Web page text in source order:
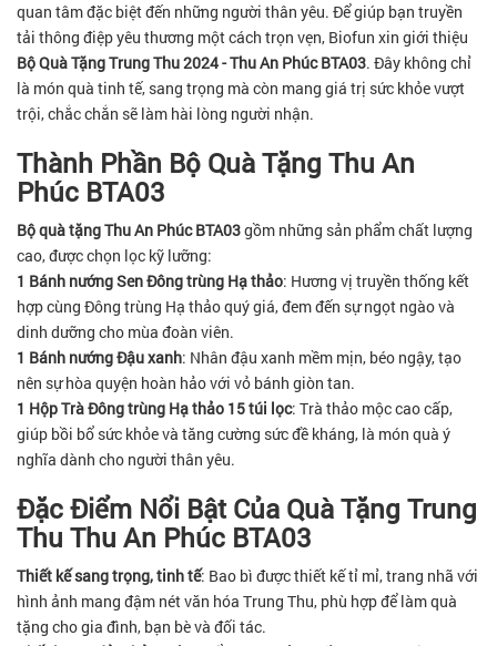
quan tâm đặc biệt đến những người thân yêu. Để giúp bạn truyền
tải thông điệp yêu thương một cách trọn vẹn, Biofun xin giới thiệu
Bộ Quà Tặng Trung Thu 2024 - Thu An Phúc BTA03. Đây không chỉ
là món quà tinh tế, sang trọng mà còn mang giá trị sức khỏe vượt
trội, chắc chắn sẽ làm hài lòng người nhận.
Thành Phần Bộ Quà Tặng Thu An
Phúc BTA03
Bộ quà tặng Thu An Phúc BTA03gồm những sản phẩm chất lượng
cao, được chọn lọc kỹ lưỡng:
1 Bánh nướng Sen Đông trùng Hạ thảo: Hương vị truyền thống kết
hợp cùng Đông trùng Hạ thảo quý giá, đem đến sự ngọt ngào và
dinh dưỡng cho mùa đoàn viên.
1 Bánh nướng Đậu xanh: Nhân đậu xanh mềm mịn, béo ngậy, tạo
nên sự hòa quyện hoàn hảo với vỏ bánh giòn tan.
1 Hộp Trà Đông trùng Hạ thảo 15 túi lọc: Trà thảo mộc cao cấp,
giúp bồi bổ sức khỏe và tăng cường sức đề kháng, là món quà ý
nghĩa dành cho người thân yêu.
Đặc Điểm Nổi Bật Của Quà Tặng Trung
Thu Thu An Phúc BTA03
Thiết kế sang trọng, tinh tế: Bao bì được thiết kế tỉ mỉ, trang nhã với
hình ảnh mang đậm nét văn hóa Trung Thu, phù hợp để làm quà
tặng cho gia đình, bạn bè và đối tác.